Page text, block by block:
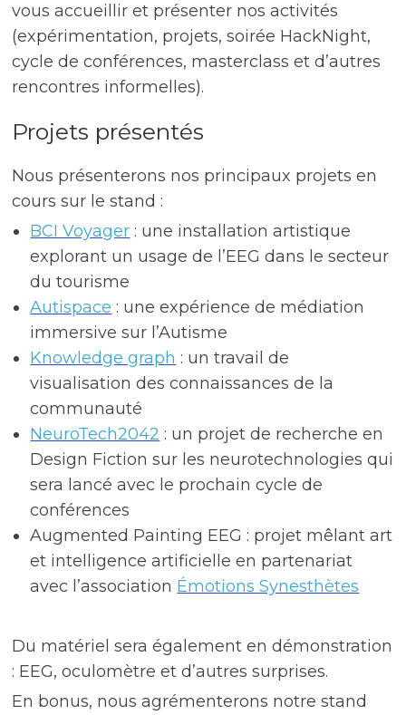
vous accueillir et présenter nos activités
(expérimentation, projets, soirée HackNight,
cycle de conférences, masterclass et d’autres
rencontres informelles).
Projets présentés
Nous présenterons nos principaux projets en
cours sur le stand :
BCI Voyager : une installation artistique
explorant un usage de l’EEG dans le secteur
du tourisme
Autispace : une expérience de médiation
immersive sur l’Autisme
Knowledge graph : un travail de
visualisation des connaissances de la
communauté
NeuroTech2042 : un projet de recherche en
Design Fiction sur les neurotechnologies qui
sera lancé avec le prochain cycle de
conférences
Augmented Painting EEG : projet mêlant art
et intelligence artificielle en partenariat
avec l’association Émotions Synesthètes
Du matériel sera également en démonstration
: EEG, oculomètre et d’autres surprises.
En bonus, nous agrémenterons notre stand